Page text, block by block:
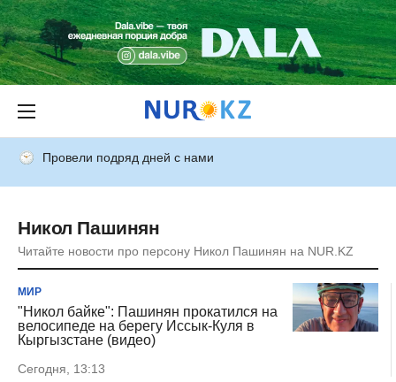
Провели подряд дней с нами
Никол Пашинян
Читайте новости про персону Никол Пашинян на NUR.KZ
МИР
"Никол байке": Пашинян прокатился на
велосипеде на берегу Иссык-Куля в
Кыргызстане (видео)
Сегодня, 13:13